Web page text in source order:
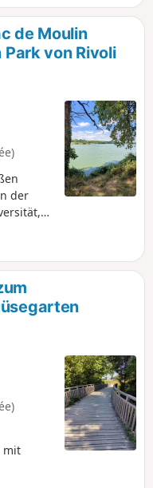
de Moulin
von Rivoli
der
Roche-
man
Möwen
aus
und
zur
mit